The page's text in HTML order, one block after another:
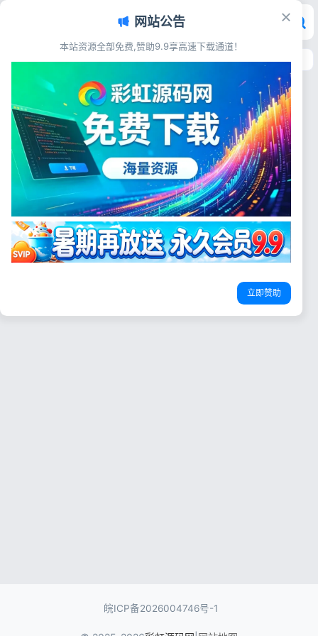
首页>标签：婚恋匹配网站源码
标签：婚恋匹配网站源码
交友直播
Loveria V3.3高级约会交友系统源
码 Laravel婚恋匹配聊天付费平台
【原生无修改】
源码简介 Loveria V3.3 | 高级
约会交友系统网站源码【原生无
修改】 Loveria – 高级约会脚
本 – 与我们一起建立最好的约
会业务。通过交互式聊天系统、
个性化用户配置文件和用户友好
原生交友源码 婚恋匹配网站源码 Laravel交友脚本
彩虹源码网 2026-07-05 13
皖ICP备2026004746号-1
网站公告
本站资源全部免费,赞助9.9享高速下载通道！
立即赞助